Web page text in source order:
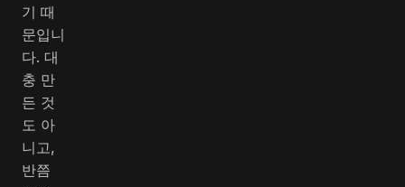
기 때
문입니
다. 대
충 만
든 것
도 아
니고,
반쯤